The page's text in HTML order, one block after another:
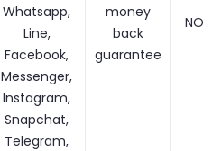
Whatsapp,
Line,
Facebook,
Messenger,
Instagram,
Snapchat,
Telegram,
money
back
guarantee
NO